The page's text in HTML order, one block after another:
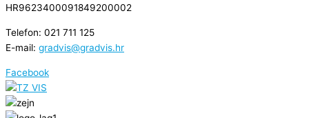
HR9623400091849200002
Telefon: 021 711 125
E-mail: gradvis@gradvis.hr
Facebook